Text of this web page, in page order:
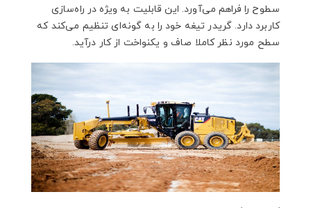
سطوح را فراهم می‌آورد. این قابلیت به ویژه در راه‌سازی
کاربرد دارد. گریدر تیغه خود را به گونه‌ای تنظیم می‌کند که
سطح مورد نظر کاملا صاف و یکنواخت از کار درآید.